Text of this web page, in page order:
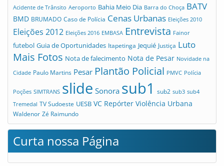
Acidente de Trânsito Aeroporto Bahia Meio Dia Barra do Choça BATV
BMD BRUMADO Caso de Polícia Cenas Urbanas Eleições 2010
Eleições 2012 Eleições 2016 EMBASA Entrevista Fainor
futebol Guia de Oportunidades Itapetinga Jequié Justiça Luto
Mais Fotos Nota de falecimento Nota de Pesar Novidade na
Cidade Paulo Martins Pesar Plantão Policial PMVC Polícia
Poções SIMTRANS slide Sonora sub1 sub2 sub3 sub4
Tremedal TV Sudoeste UESB VC Repórter Violência Urbana
Waldenor Zé Raimundo
Curta nossa Página